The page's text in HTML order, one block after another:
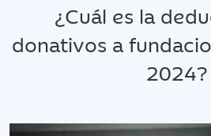
¿Cuál es la
donativos a
2024?